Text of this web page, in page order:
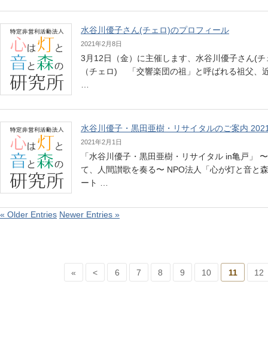
水谷川優子さん(チェロ)のプロフィール
2021年2月8日
3月12日（金）に主催します、水谷川優子さん(
（チェロ) 「交響楽団の祖」と呼ばれる祖父、
水谷川優子・黒田亜樹・リサイタルのご案内
2021年2月1日
「水谷川優子・黒田亜樹・リサイタル in亀戸」
て、人間讃歌を奏る〜 NPO法人「心が灯と音と
ート …
« Older Entries Newer Entries »
« < 6 7 8 9 10 11 12